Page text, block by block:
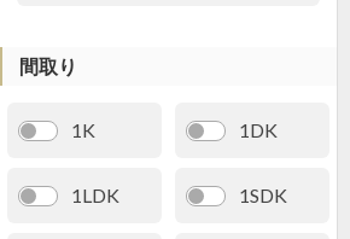
間取り
1K 1DK
1LDK 1SDK